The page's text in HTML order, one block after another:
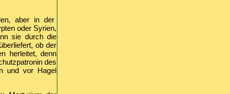
aber in der
oder Syrien,
sie durch die
ob der
herleitet, denn
des
und vor Hagel